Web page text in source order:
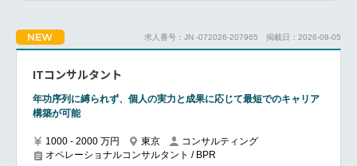
次世代リーダーへ育成していく上流ポジションです。
当該工場のAGILEサイトロードマップ策定と実行責任
（年度計画）
AGILEウェーブのリードと、チームへの技術・行動面
連携による全社展開
グローバルOE／AGILE PMOとの情報連携・ベストプ
NEW 求人番号：JN -072026-207965 掲載日：2026-08-05
ITコンサルタント
年功序列に縛られず、個人の実力と成果に応じて最短でのキャリア
構築が可能
1000 - 2000 万円 東京
コンサルティング
オペレーショナルコンサルタント / BPR